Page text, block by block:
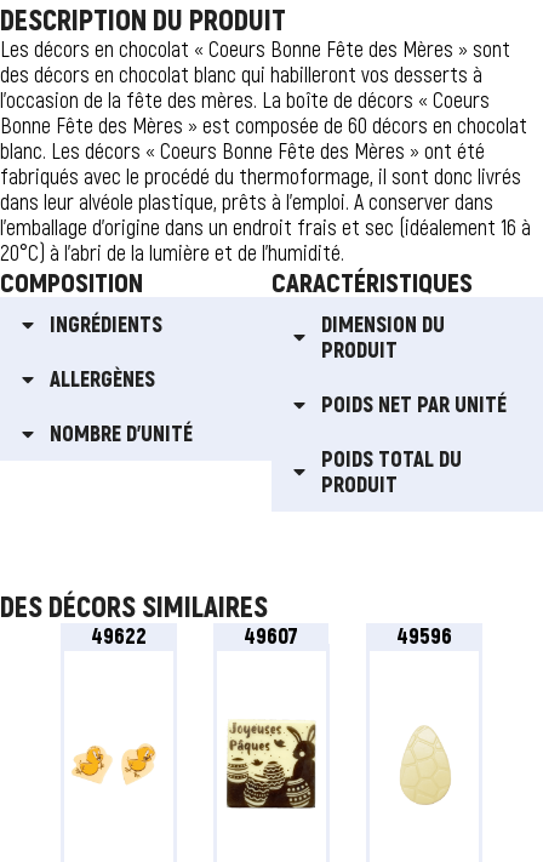
DESCRIPTION DU PRODUIT
Les décors en chocolat « Coeurs Bonne Fête des Mères » sont
des décors en chocolat blanc qui habilleront vos desserts à
l’occasion de la fête des mères. La boîte de décors « Coeurs
Bonne Fête des Mères » est composée de 60 décors en chocolat
blanc. Les décors « Coeurs Bonne Fête des Mères » ont été
fabriqués avec le procédé du thermoformage, il sont donc livrés
dans leur alvéole plastique, prêts à l’emploi. A conserver dans
l’emballage d’origine dans un endroit frais et sec (idéalement 16 à
20°C) à l’abri de la lumière et de l’humidité.
COMPOSITION
INGRÉDIENTS
ALLERGÈNES
NOMBRE D'UNITÉ
CARACTÉRISTIQUES
DIMENSION DU
PRODUIT
POIDS NET PAR UNITÉ
POIDS TOTAL DU
PRODUIT
DES DÉCORS SIMILAIRES
49622 49607 49596